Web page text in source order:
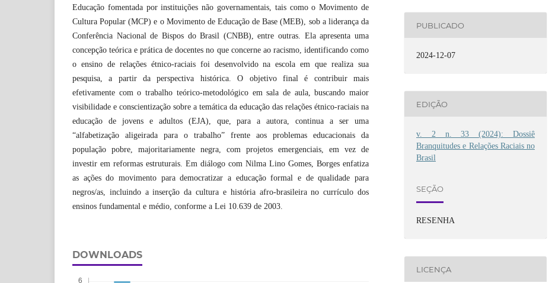
Educação fomentada por instituições não governamentais, tais como o Movimento de
Cultura Popular (MCP) e o Movimento de Educação de Base (MEB), sob a liderança da
Conferência Nacional de Bispos do Brasil (CNBB), entre outras. Ela apresenta uma
concepção teórica e prática de docentes no que concerne ao racismo, identificando como
o ensino de relações étnico-raciais foi desenvolvido na escola em que realiza sua
pesquisa, a partir da perspectiva histórica. O objetivo final é contribuir mais
efetivamente com o trabalho teórico-metodológico em sala de aula, buscando maior
visibilidade e conscientização sobre a temática da educação das relações étnico-raciais na
educação de jovens e adultos (EJA), que, para a autora, continua a ser uma
“alfabetização aligeirada para o trabalho” frente aos problemas educacionais da
população pobre, majoritariamente negra, com projetos emergenciais, em vez de
investir em reformas estruturais. Em diálogo com Nilma Lino Gomes, Borges enfatiza
as ações do movimento para democratizar a educação formal e de qualidade para
negros/as, incluindo a inserção da cultura e história afro-brasileira no currículo dos
ensinos fundamental e médio, conforme a Lei 10.639 de 2003.
DOWNLOADS
PUBLICADO
2024-12-07
EDIÇÃO
v. 2 n. 33 (2024): Dossiê
Branquitudes e Relações Raciais no
Brasil
SEÇÃO
RESENHA
LICENÇA